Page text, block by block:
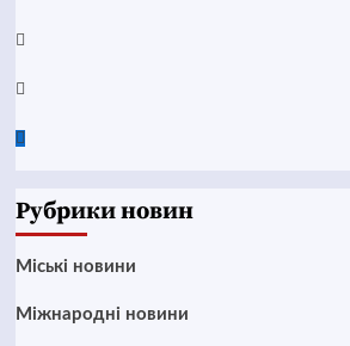
Instagram
Twitter
Google
Рубрики новин
Mіські новини
Міжнародні новини